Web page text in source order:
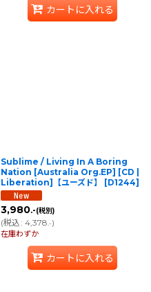
カートに入れる
Sublime / Living In A Boring
Nation [Australia Org.EP] [CD |
Liberation]【ユーズド】
[D1244]
3,980.-(税別)
(税込: 4,378.-)
在庫わずか
カートに入れる